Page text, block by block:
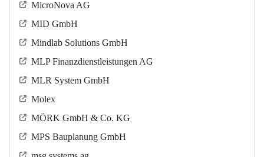
MicroNova AG
MID GmbH
Mindlab Solutions GmbH
MLP Finanzdienstleistungen AG
MLR System GmbH
Molex
MÖRK GmbH & Co. KG
MPS Bauplanung GmbH